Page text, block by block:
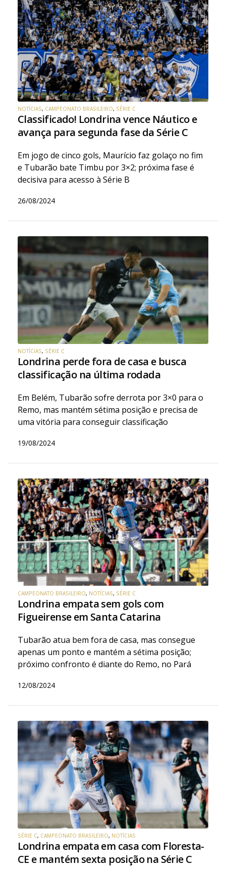
NOTÍCIAS, CAMPEONATO BRASILEIRO, SÉRIE C
Classificado! Londrina vence Náutico e
avança para segunda fase da Série C
Em jogo de cinco gols, Maurício faz golaço no fim
e Tubarão bate Timbu por 3×2; próxima fase é
decisiva para acesso à Série B
26/08/2024
NOTÍCIAS, SÉRIE C
Londrina perde fora de casa e busca
classificação na última rodada
Em Belém, Tubarão sofre derrota por 3×0 para o
Remo, mas mantém sétima posição e precisa de
uma vitória para conseguir classificação
19/08/2024
CAMPEONATO BRASILEIRO, NOTÍCIAS, SÉRIE C
Londrina empata sem gols com
Figueirense em Santa Catarina
Tubarão atua bem fora de casa, mas consegue
apenas um ponto e mantém a sétima posição;
próximo confronto é diante do Remo, no Pará
12/08/2024
SÉRIE C, CAMPEONATO BRASILEIRO, NOTÍCIAS
Londrina empata em casa com Floresta-
CE e mantém sexta posição na Série C